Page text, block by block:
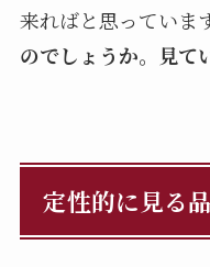
来ればと思っていま
のでしょうか。見て
定性的に見る